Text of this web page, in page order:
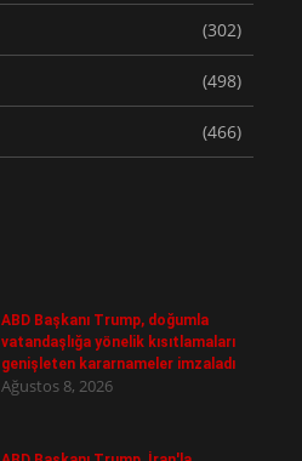
(302)
(498)
(466)
ABD Başkanı Trump, doğumla
vatandaşlığa yönelik kısıtlamaları
genişleten kararnameler imzaladı
Ağustos 8, 2026